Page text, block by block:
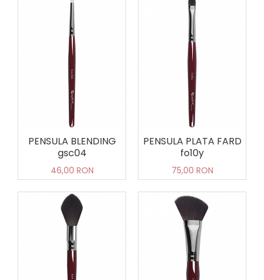
PENSULA BLENDING
gsc04
46,00 RON
PENSULA PLATA FARD
fo10y
75,00 RON